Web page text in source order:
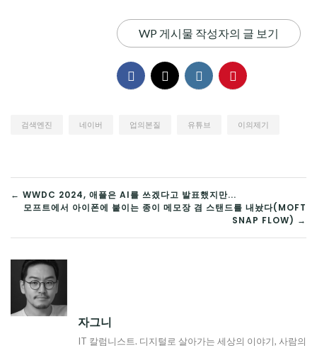
WP 게시물 작성자의 글 보기
검색엔진 네이버 업의본질 유튜브 이의제기
글
탐
색
← WWDC 2024, 애플은 AI를 쓰겠다고 발표했지만...
모프트에서 아이폰에 붙이는 종이 메모장 겸 스탠드를 내놨다(MOFT
SNAP FLOW) →
자그니
IT 칼럼니스트. 디지털로 살아가는 세상의 이야기, 사람의